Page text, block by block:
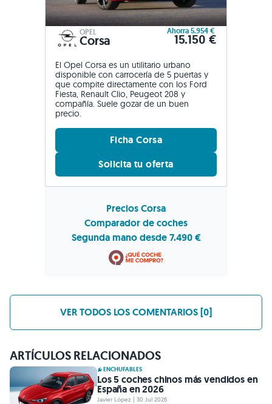
OPEL
Corsa
Ahorra 5.954 €
15.150 €
El Opel Corsa es un utilitario urbano
disponible con carrocería de 5 puertas y
que compite directamente con los Ford
Fiesta, Renault Clio, Peugeot 208 y
compañía. Suele gozar de un buen
precio.
Ficha Corsa
Solicita tu oferta
Precios Corsa
Comparador de coches
Segunda mano desde 7.490 €
VER TODOS LOS COMENTARIOS [0]
ARTÍCULOS RELACIONADOS
ENCHUFABLES
Los 5 coches chinos más vendidos en
España en 2026
Javier López | 30 Jul 2026